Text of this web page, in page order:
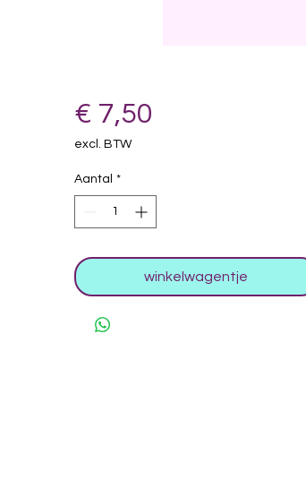
€ 7,50
excl. BTW
Aantal *
winkelwagentje